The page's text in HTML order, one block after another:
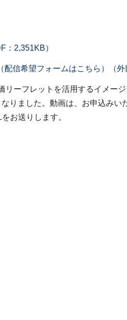
：2,351KB）
信希望フォームはこちら）（外
ーフレットを活用するイメー
りました。動画は、お申込み
お送りします。